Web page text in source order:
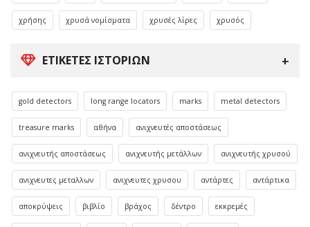
χρήσης χρυσά νομίσματα χρυσές λίρες χρυσός
ΕΤΙΚΈΤΕΣ ΙΣΤΟΡΙΏΝ
gold detectors long range locators marks metal detectors
treasure marks αθήνα ανιχνευτές αποστάσεως
ανιχνευτής αποστάσεως ανιχνευτής μετάλλων ανιχνευτής χρυσού
ανιχνευτες μεταλλων ανιχνευτες χρυσου αντάρτες αντάρτικα
αποκρύψεις βιβλίο βράχος δέντρο εκκρεμές